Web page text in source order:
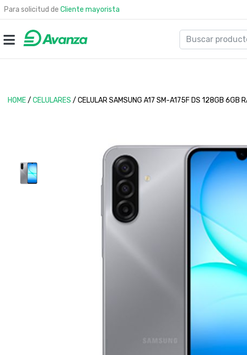
Para solicitud de Cliente mayorista
HOME/ CELULARES / CELULAR SAMSUNG A17 SM-A175F DS 128GB 6GB